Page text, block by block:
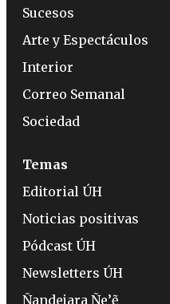
Sucesos
Arte y Espectáculos
Interior
Correo Semanal
Sociedad
Temas
Editorial ÚH
Noticias positivas
Pódcast ÚH
Newsletters ÚH
Ñandejara Ñe’ẽ